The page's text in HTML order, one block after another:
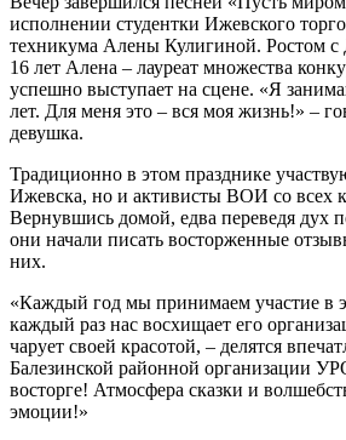
исполнении студентки Ижевского
техникума Алены Кулигиной. Ростом
16 лет Алена – лауреат множества
успешно выступает на сцене. «Я
лет. Для меня это – вся моя жизнь!» –
девушка.
Традиционно в этом празднике
Ижевска, но и активисты ВОИ со всех
Вернувшись домой, едва переведя дух
они начали писать восторженные
них.
«Каждый год мы принимаем участие в
каждый раз нас восхищает его
чарует своей красотой, – делятся
Балезинской районной организации
восторге! Атмосфера сказки и
эмоции!»